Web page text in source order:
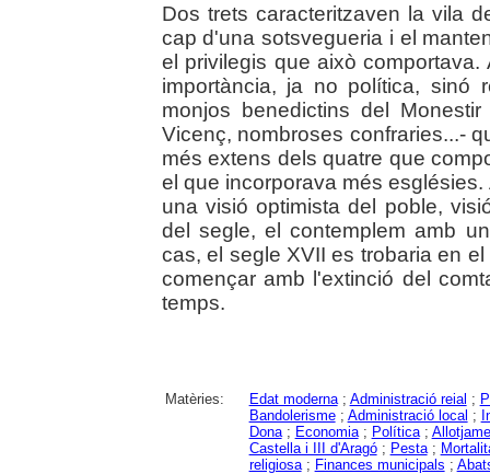
Dos trets caracteritzaven la vila
cap d'una sotsvegueria i el
el privilegis que això
importància, ja no política, sinó
monjos benedictins del
Vicenç, nombroses confraries...-
més extens dels quatre que
el que incorporava més
una visió optimista del poble,
del segle, el contemplem amb
cas, el segle XVII es trobaria en
començar amb l'extinció del
temps.
Matèries: Edat moderna; Administració reial ;
Bandolerisme; Administració local ;
Dona; Economia; Política;
Castella i III d'Aragó; Pesta;
religiosa; Finances municipals ;